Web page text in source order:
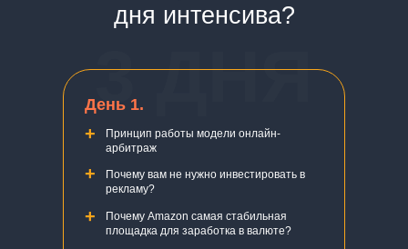
дня интенсива?
День 1.
Принцип работы модели онлайн-
арбитраж
Почему вам не нужно инвестировать в
рекламу?
Почему Amazon самая стабильная
площадка для заработка в валюте?
+
+
+
3 ДНЯ